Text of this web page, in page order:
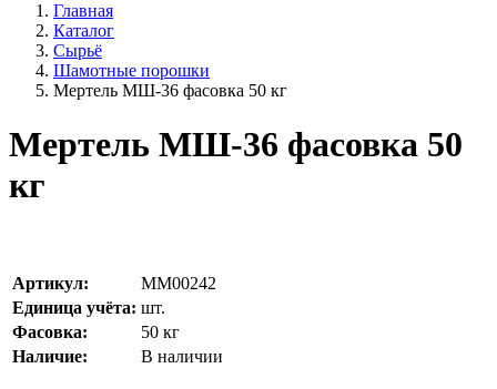
Главная
Каталог
Сырьё
Шамотные порошки
Мертель МШ-36 фасовка 50 кг
Мертель МШ-36 фасовка 50
кг
Артикул:
MM00242
Единица учёта: шт.
Фасовка:
50 кг
Наличие:
В наличии